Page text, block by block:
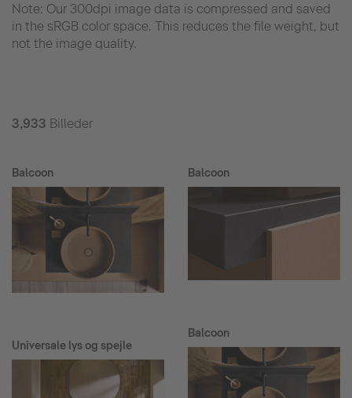
Note: Our 300dpi image data is compressed and saved
in the sRGB color space. This reduces the file weight, but
not the image quality.
3,933 Billeder
Balcoon
Universale lys og spejle
Balcoon
Balcoon